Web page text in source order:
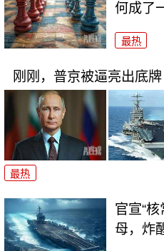
何成了
最热
刚刚，普京被逼亮出底
最热
官宣“
母，炸